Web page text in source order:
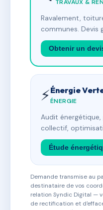
TRAVAUX &
Ravalement,
communes. Devis
Obtenir un
⚡Énergie
ÉNERGIE
Audit
collectif,
Étude
Demande transmise au
destinataire de vos
relation Syndic Digital —
de rectification et